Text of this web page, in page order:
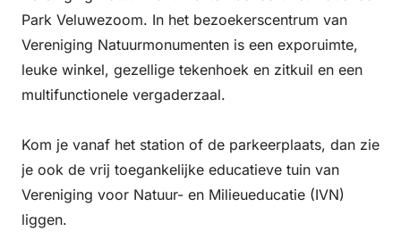
Park Veluwezoom. In het bezoekerscentrum van
Vereniging Natuurmonumenten is een exporuimte,
leuke winkel, gezellige tekenhoek en zitkuil en een
multifunctionele vergaderzaal.
Kom je vanaf het station of de parkeerplaats, dan zie
je ook de vrij toegankelijke educatieve tuin van
Vereniging voor Natuur- en Milieueducatie (IVN)
liggen.